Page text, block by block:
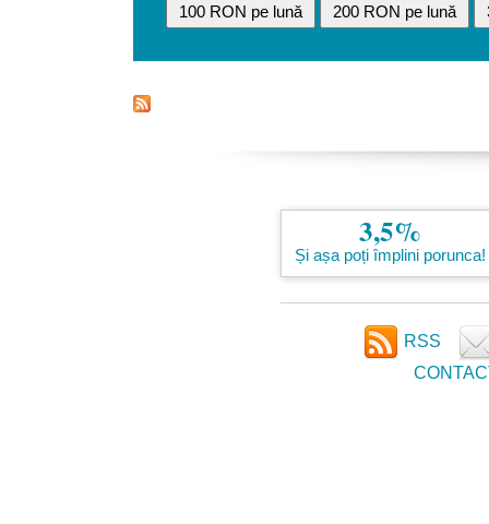
100 RON pe lună 200 RON pe lună
3,5%
Și așa poți împlini porunca!
RSS